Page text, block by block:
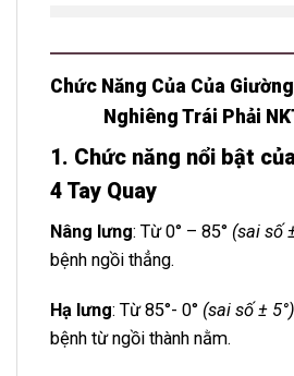
Chức Năng Của Của
Nghiêng Trái Phải
1. Chức năng nổi bật
4 Tay Quay
Nâng lưng: Từ 0° – 85° (sai số
bệnh ngồi thẳng.
Hạ lưng: Từ 85°- 0° (sai số ±
bệnh từ ngồi thành nằm.